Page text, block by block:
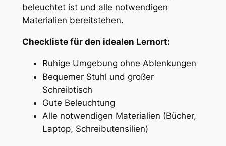
beleuchtet ist und alle notwendigen
Materialien bereitstehen.
Checkliste für den idealen Lernort:
Ruhige Umgebung ohne Ablenkungen
Bequemer Stuhl und großer
Schreibtisch
Gute Beleuchtung
Alle notwendigen Materialien (Bücher,
Laptop, Schreibutensilien)